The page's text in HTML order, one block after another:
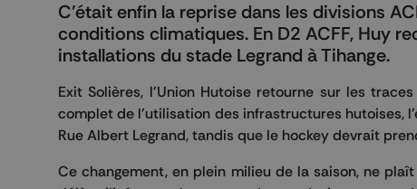
C'était enfin la reprise dans les divisions
conditions climatiques. En D2 ACFF, Huy
installations du stade Legrand à Tihange.
Exit Solières, l'Union Hutoise retourne sur les
complet de l'utilisation des infrastructures hutoises,
Rue Albert Legrand, tandis que le hockey devrait
Ce changement, en plein milieu de la saison, ne